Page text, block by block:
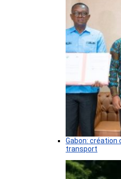
Gabon: création
transport